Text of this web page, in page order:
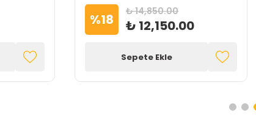
%18 ₺ 14,850.00
₺ 12,150.00
Sepete Ekle